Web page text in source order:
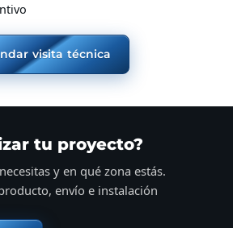
visita técnica
tu proyecto?
y en qué zona estás.
envío e instalación